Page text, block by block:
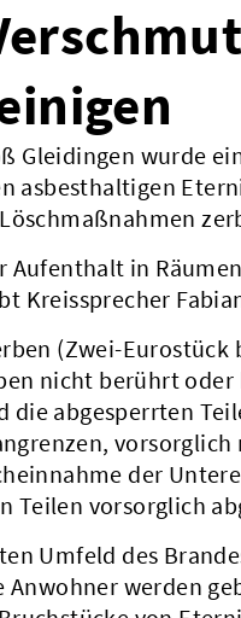
Gleidingen wurde
asbesthaltigen
Aufenthalt in
Kreissprecher
(Zwei-
nicht berührt
die abgesperrten
der
Teilen vorsorglich
Umfeld des
werden